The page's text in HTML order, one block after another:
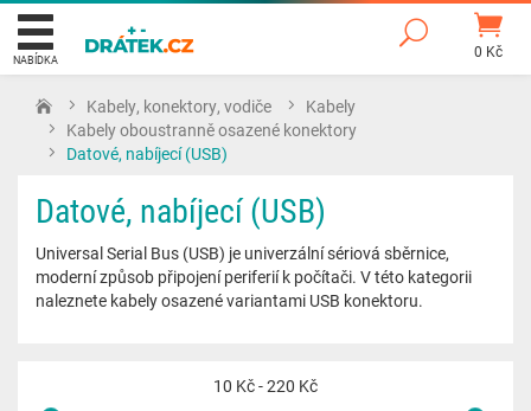
0 Kč
NABÍDKA
Kabely, konektory, vodiče
Kabely
Kabely oboustranně osazené konektory
Datové, nabíjecí (USB)
Datové, nabíjecí (USB)
Universal Serial Bus (USB) je univerzální sériová sběrnice,
moderní způsob připojení periferií k počítači. V této kategorii
naleznete kabely osazené variantami USB konektoru.
10 Kč-220 Kč